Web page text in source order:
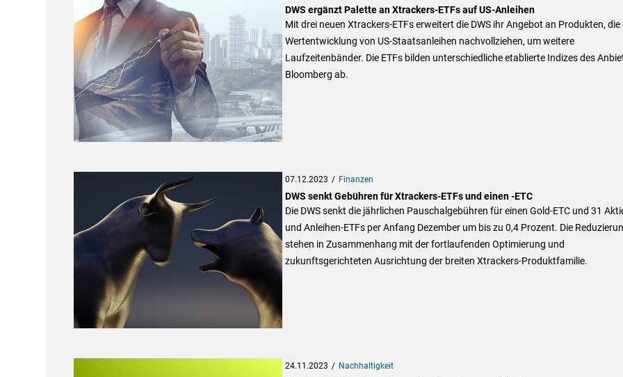
DWS ergänzt Palette an Xtrackers-ETFs auf US-Anleihen
Mit drei neuen Xtrackers-ETFs erweitert die DWS ihr Angebot an Produkten, die
Wertentwicklung von US-Staatsanleihen nachvollziehen, um weitere
Laufzeitenbänder. Die ETFs bilden unterschiedliche etablierte Indizes des
Bloomberg ab.
07.12.2023 Finanzen
DWS senkt Gebühren für Xtrackers-ETFs und einen -ETC
Die DWS senkt die jährlichen Pauschalgebühren für einen Gold-ETC und 31
und Anleihen-ETFs per Anfang Dezember um bis zu 0,4 Prozent. Die
stehen in Zusammenhang mit der fortlaufenden Optimierung und
zukunftsgerichteten Ausrichtung der breiten Xtrackers-Produktfamilie.
24.11.2023 Nachhaltigkeit